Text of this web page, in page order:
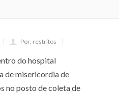
Por: restritos
do hospital
de misericordia de
no posto de coleta de